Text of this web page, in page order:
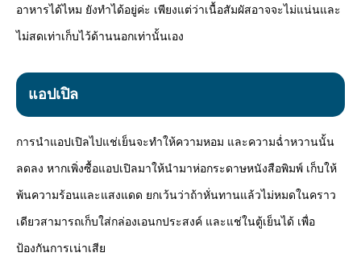
อาหารได้ไหม ยังทำได้อยู่ค่ะ เพียงแต่ว่าเนื้อสัมผัสอาจจะไม่แน่นและ
ไม่สดเท่าเก็บไว้ด้านนอกเท่านั้นเอง
แอปเปิล
การนำแอปเปิลไปแช่เย็นจะทำให้ความหอม และความฉ่ำหวานนั้น
ลดลง หากเพิ่งซื้อแอปเปิลมาให้นำมาห่อกระดาษหนังสือพิมพ์ เก็บให้
พ้นความร้อนและแสงแดด ยกเว้นว่าถ้าหั่นทานแล้วไม่หมดในคราว
เดียวสามารถเก็บใส่กล่องเอนกประสงค์ และแช่ในตู้เย็นได้ เพื่อ
ป้องกันการเน่าเสีย